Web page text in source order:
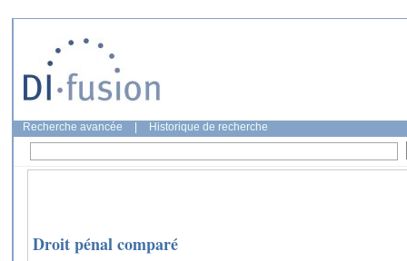
Recherche avancée Historique de recherche
Droit pénal comparé